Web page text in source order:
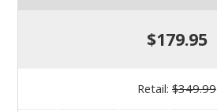
$179.95
Retail: $349.99